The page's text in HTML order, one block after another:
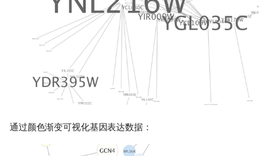
通过颜色渐变可视化基因表达数据：